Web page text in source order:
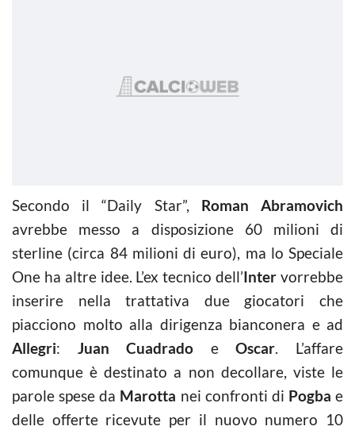
Secondo il “Daily Star”, Roman Abramovich
avrebbe messo a disposizione 60 milioni di
sterline (circa 84 milioni di euro), ma lo Speciale
One ha altre idee. L’ex tecnico dell’Inter vorrebbe
inserire nella trattativa due giocatori che
piacciono molto alla dirigenza bianconera e ad
Allegri: Juan Cuadrado eOscar. L’affare
comunque è destinato a non decollare, viste le
parole spese da Marotta nei confronti di Pogba e
delle offerte ricevute per il nuovo numero 10